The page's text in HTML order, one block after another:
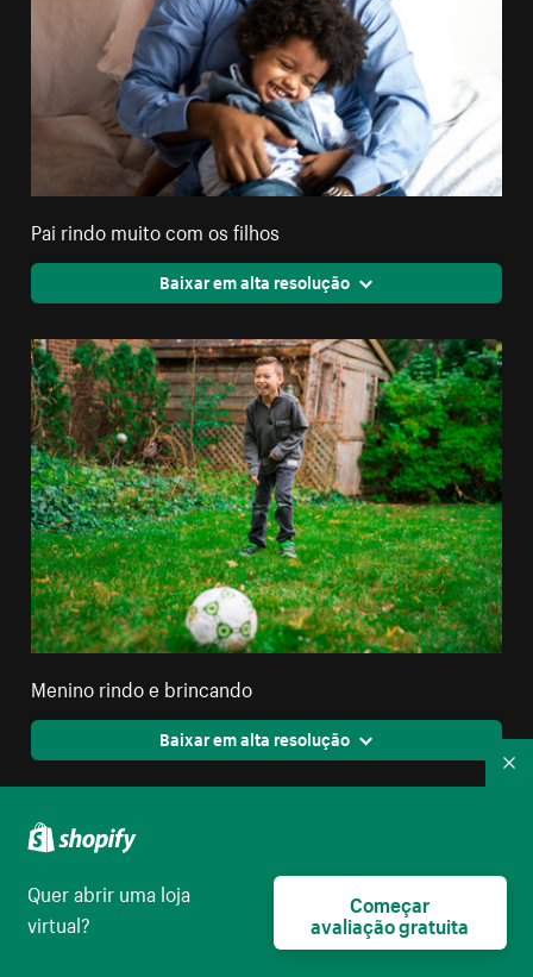
Pai rindo muito com os filhos
Baixar em alta resolução
Menino rindo e brincando
Baixar em alta resolução
Quer abrir uma loja
virtual?
Começar
avaliação gratuita